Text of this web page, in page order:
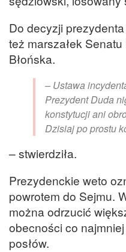
Do decyzji
też marszałek
Błońska.
– Ustawa
Prezydent Duda
konstytucji ani
Dzisiaj po prostu
– stwierdziła.
Prezydenckie weto
powrotem do Sejmu.
można odrzucić
obecności co
posłów.